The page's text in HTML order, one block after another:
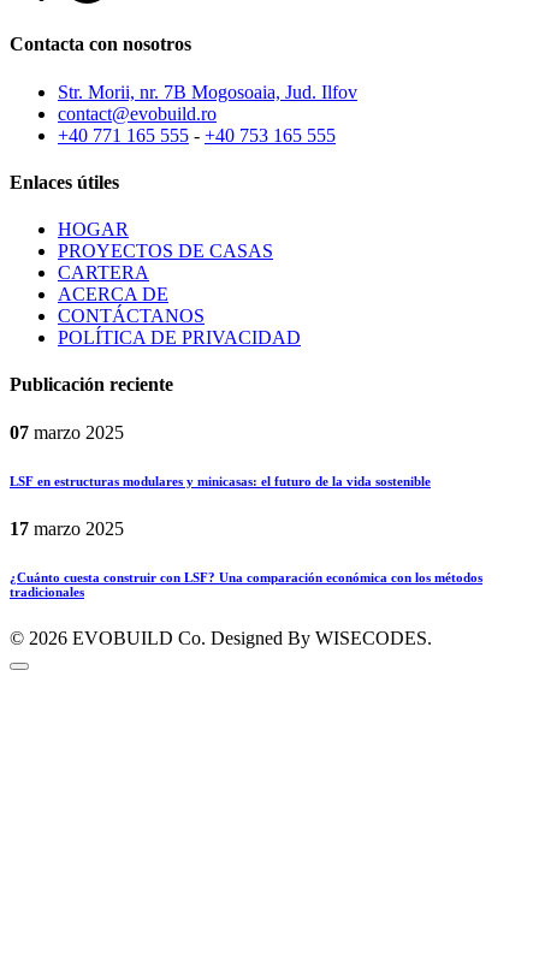
Contacta con nosotros
Str. Morii, nr. 7B Mogosoaia, Jud. Ilfov
contact@evobuild.ro
+40 771 165 555 - +40 753 165 555
Enlaces útiles
HOGAR
PROYECTOS DE CASAS
CARTERA
ACERCA DE
CONTÁCTANOS
POLÍTICA DE PRIVACIDAD
Publicación reciente
07 marzo 2025
LSF en estructuras modulares y minicasas: el futuro de la vida sostenible
17 marzo 2025
¿Cuánto cuesta construir con LSF? Una comparación económica con los métodos
tradicionales
© 2026 EVOBUILD Co. Designed By WISECODES.